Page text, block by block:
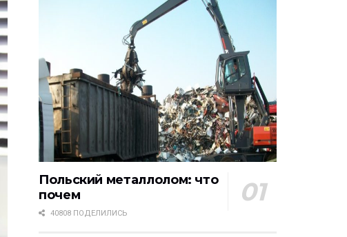
Польский металлолом: что
почем
40808 ПОДЕЛИЛИСЬ